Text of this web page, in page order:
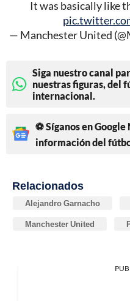
It was basically like
— Manchester United
Siga nuestro canal
nuestras figuras, del
internacional.
⚽ Síganos en
información del
Relacionados
Alejandro Garnacho
Manchester United